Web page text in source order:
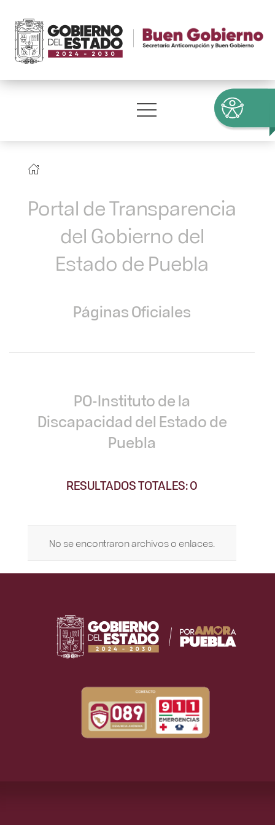
Portal de Transparencia
del Gobierno del
Estado de Puebla
Páginas Oficiales
PO-Instituto de la
Discapacidad del Estado de
Puebla
RESULTADOS TOTALES: 0
No se encontraron archivos o enlaces.